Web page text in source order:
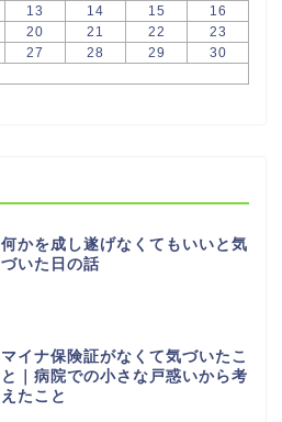
13 14 15
16
20 21 22
23
27 28 29
30
何かを成し遂げなくてもいいと気
づいた日の話
マイナ保険証がなくて気づいたこ
と｜病院での小さな戸惑いから考
えたこと